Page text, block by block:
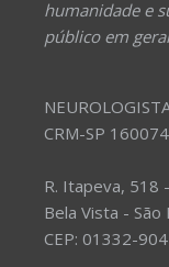
humanidade e
público em
CRM-SP 160074
R. Itapeva, 518
Bela Vista - São
CEP: 01332-904